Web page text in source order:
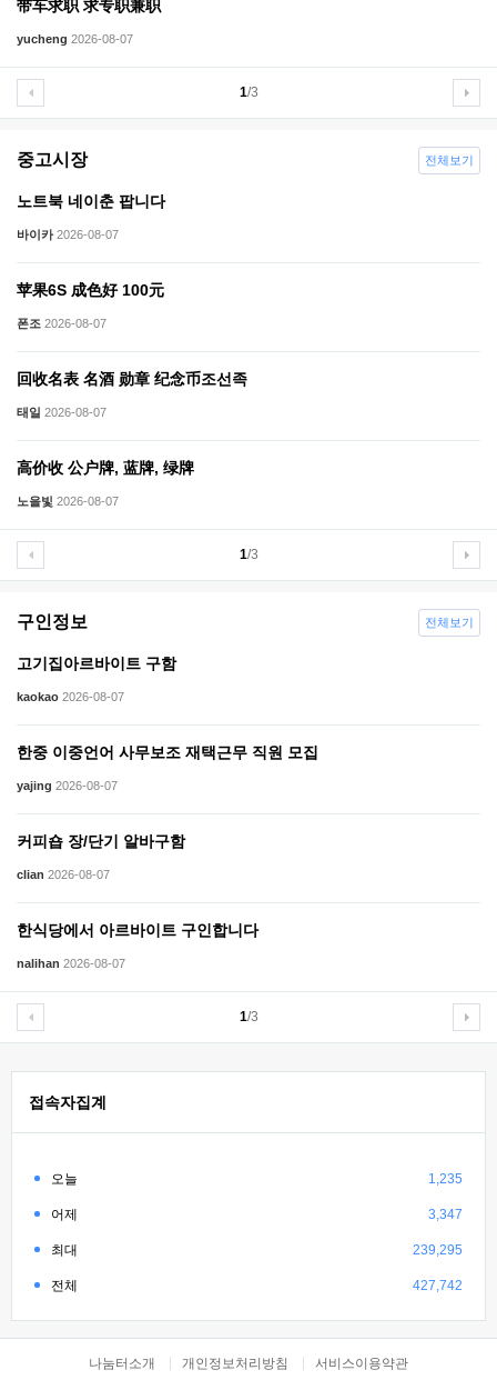
带车求职 求专职兼职
yucheng 2026-08-07
1/3
중고시장
노트북 네이춘 팝니다
바이카 2026-08-07
苹果6S 成色好 100元
폰조 2026-08-07
回收名表 名酒 勋章 纪念币조선족
태일 2026-08-07
高价收 公户牌, 蓝牌, 绿牌
노을빛 2026-08-07
1/3
전체보기
구인정보
고기집아르바이트 구함
kaokao 2026-08-07
한중 이중언어 사무보조 재택근무 직원 모집
yajing 2026-08-07
커피숍 장/단기 알바구함
clian 2026-08-07
한식당에서 아르바이트 구인합니다
nalihan 2026-08-07
1/3
전체보기
접속자집계
오늘 1,235
어제 3,347
최대 239,295
전체 427,742
나눔터소개 개인정보처리방침 서비스이용약관